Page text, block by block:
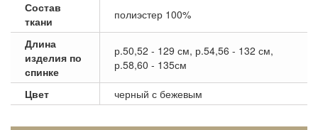
Состав
ткани
полиэстер 100%
Длина
изделия по
спинке
р.50,52 - 129 см, р.54,56 - 132 см,
р.58,60 - 135см
Цвет черный с бежевым